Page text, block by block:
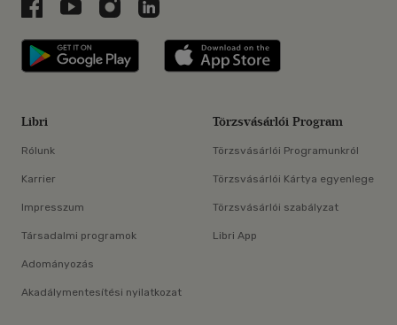
Libri a Facebookon
Libri a Youtube-on
Libri az Instagramon
Libri a LinkedInen
Libri applikáció Szerezd meg: Google
Libri
Rólunk
Karrier
Impresszum
Társadalmi programok
Adományozás
Akadálymentesítési nyilatkozat
Törzsvásárlói Program
Törzsvásárlói Programunkról
Törzsvásárlói Kártya egyenlege
Törzsvásárlói szabályzat
Libri App